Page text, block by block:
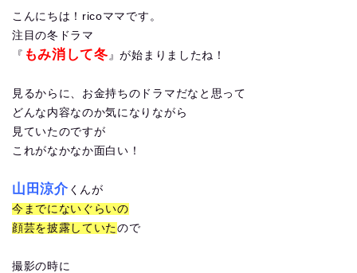
こんにちは！ricoママです。
注目の冬ドラマ
『 もみ消して冬』が始まりましたね！
見るからに、お金持ちのドラマだなと思って
どんな内容なのか気になりながら
見ていたのですが
これがなかなか面白い！
山田涼介くんが
今までにないぐらいの
顔芸を披露していたので
撮影の時に